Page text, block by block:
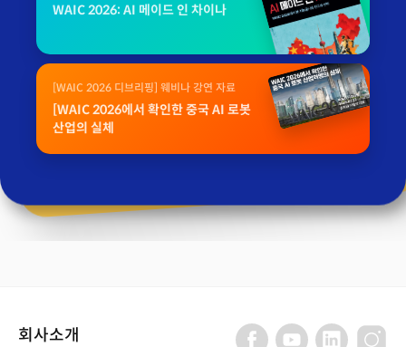
WAIC 2026: AI 메이드 인 차이나
[WAIC 2026 디브리핑] 웨비나 강연 자료
[WAIC 2026에서 확인한 중국 AI 로봇
산업의 실체
회사소개